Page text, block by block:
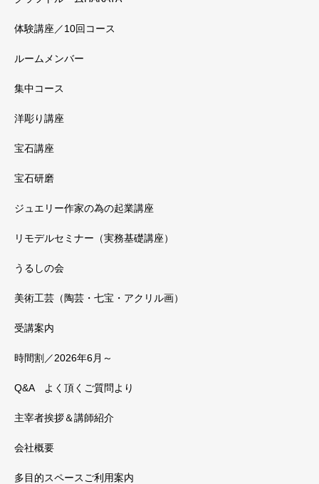
体験講座／10回コース
ルームメンバー
集中コース
洋彫り講座
宝石講座
宝石研磨
ジュエリー作家の為の起業講座
リモデルセミナー（実務基礎講座）
うるしの会
美術工芸（陶芸・七宝・アクリル画）
受講案内
時間割／2026年6月～
Q&A よく頂くご質問より
主宰者挨拶＆講師紹介
会社概要
多目的スペースご利用案内